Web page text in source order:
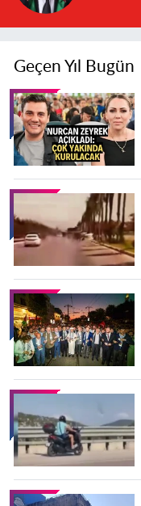
Geçen Yıl Bugün